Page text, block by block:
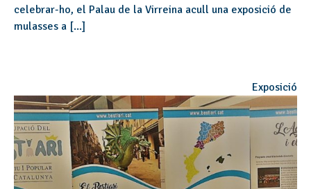
celebrar-ho, el Palau de la Virreina acull una exposició de
mulasses a [...]
Exposició